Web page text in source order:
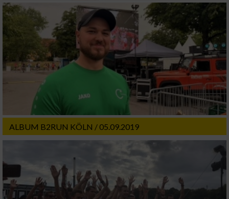
ALBUM B2RUN KÖLN / 05.09.2019